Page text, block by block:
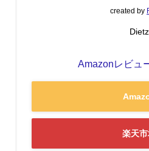
created by
Dietz
Amazonレビュ
楽天